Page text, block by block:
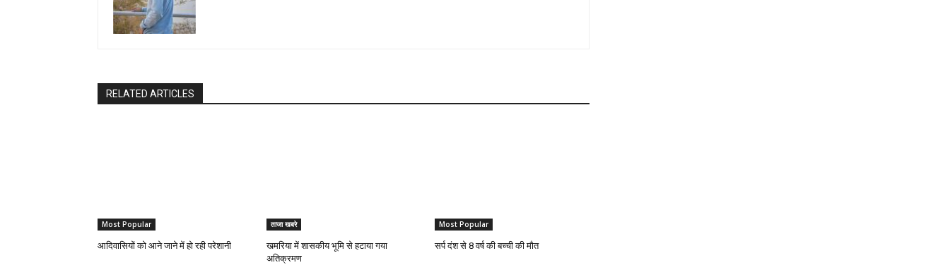
RELATED ARTICLES
Most Popular
आदिवासियों को आने जाने में हो रही परेशानी
ताजा खबरे
खमरिया में शासकीय भूमि से हटाया गया
अतिक्रमण
Most Popular
सर्प दंश से 8 वर्ष की बच्ची की मौत